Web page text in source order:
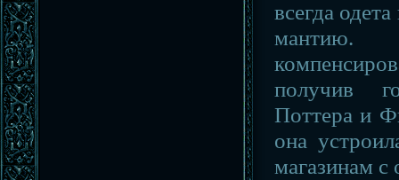
всегда
получив
Поттера и
она
магазинам с